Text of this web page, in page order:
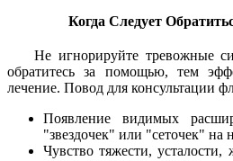
Когда Следует
Не игнорируйте тревожные
обратитесь за помощью, тем
лечение. Повод для консультации
Появление видимых
"звездочек" или "сеточек" на
Чувство тяжести,